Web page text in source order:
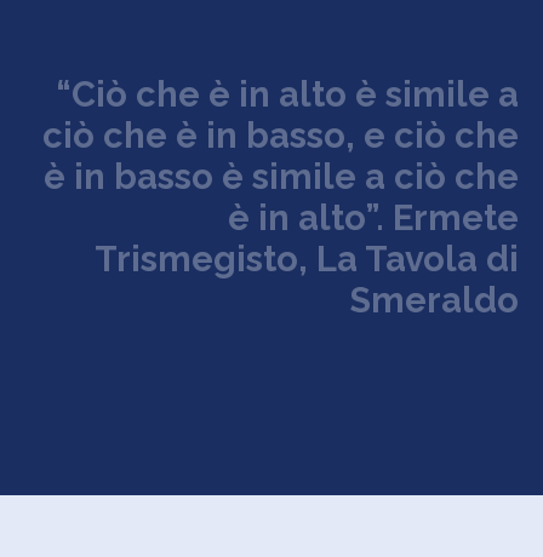
“Ciò c he è in alto è simile a
ciò c he è in basso, e ciò c he
è in basso è simile a ciò c he
è in alto”. Ermete
Trismegisto, La Tavola di
Smeraldo